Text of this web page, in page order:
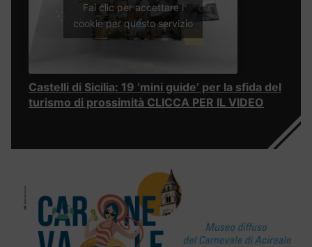
Fai clic per accettare i
cookie per questo servizio
Castelli di Sicilia: 19 ‘mini guide’ per la sfida del
turismo di prossimità CLICCA PER IL VIDEO